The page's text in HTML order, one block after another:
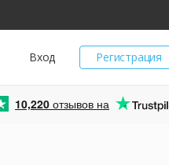
Регистрация
Вход
10,220 отзывов на